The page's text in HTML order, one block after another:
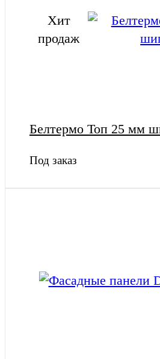
Хит
продаж
Белтермо Топ 25 мм
Под заказ